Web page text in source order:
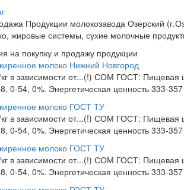
Продукции молокозавода Озерский
жировые системы, сухие молочные
на покупку и продажу продукции
молоко Нижний Новгород
в зависимости от...(!) СОМ ГОСТ: Пищевая
0-54, 0%. Энергетическая ценность 333-
молоко ГОСТ ТУ
в зависимости от...(!) СОМ ГОСТ: Пищевая
0-54, 0%. Энергетическая ценность 333-
молоко ГОСТ ТУ
в зависимости от...(!) СОМ ГОСТ: Пищевая
0-54, 0%. Энергетическая ценность 333-